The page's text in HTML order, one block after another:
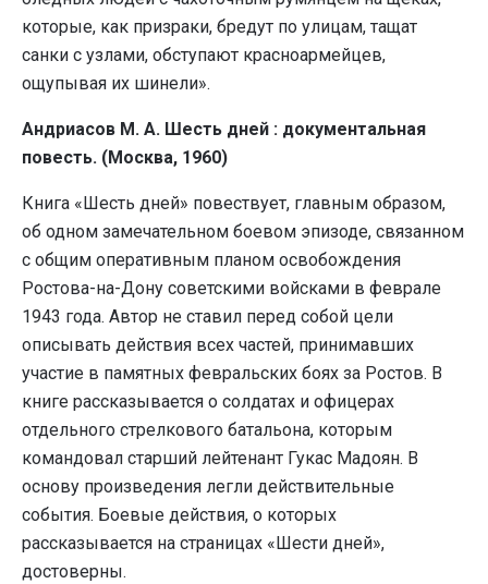
которые, как призраки, бредут по улицам, тащат
санки с узлами, обступают красноармейцев,
ощупывая их шинели».
Андриасов М. А. Шесть дней : документальная
повесть. (Москва, 1960)
Книга «Шесть дней» повествует, главным образом,
об одном замечательном боевом эпизоде, связанном
с общим оперативным планом освобождения
Ростова-на-Дону советскими войсками в феврале
1943 года. Автор не ставил перед собой цели
описывать действия всех частей, принимавших
участие в памятных февральских боях за Ростов. В
книге рассказывается о солдатах и офицерах
отдельного стрелкового батальона, которым
командовал старший лейтенант Гукас Мадоян. В
основу произведения легли действительные
события. Боевые действия, о которых
рассказывается на страницах «Шести дней»,
достоверны.